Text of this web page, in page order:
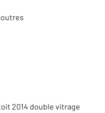
2014 double vitrage